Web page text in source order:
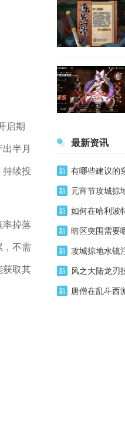
启期
半月
续投
掉落
不需
获取其
最新资讯
新 有哪些建议的
新 元宵节攻城掠
新 如何在哈利波
新 暗区突围需要
新 攻城掠地水镜
新 风之大陆龙刃
新 唐僧在乱斗西